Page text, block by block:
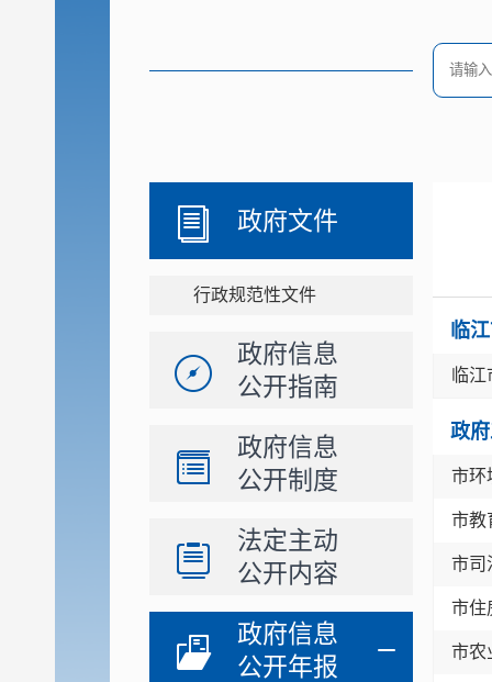
政府文件
行政规范性文件
政府信息
公开指南
政府信息
公开制度
法定主动
公开内容
政府信息
公开年报
临
临
政
市环
市教
市司
市住
市农